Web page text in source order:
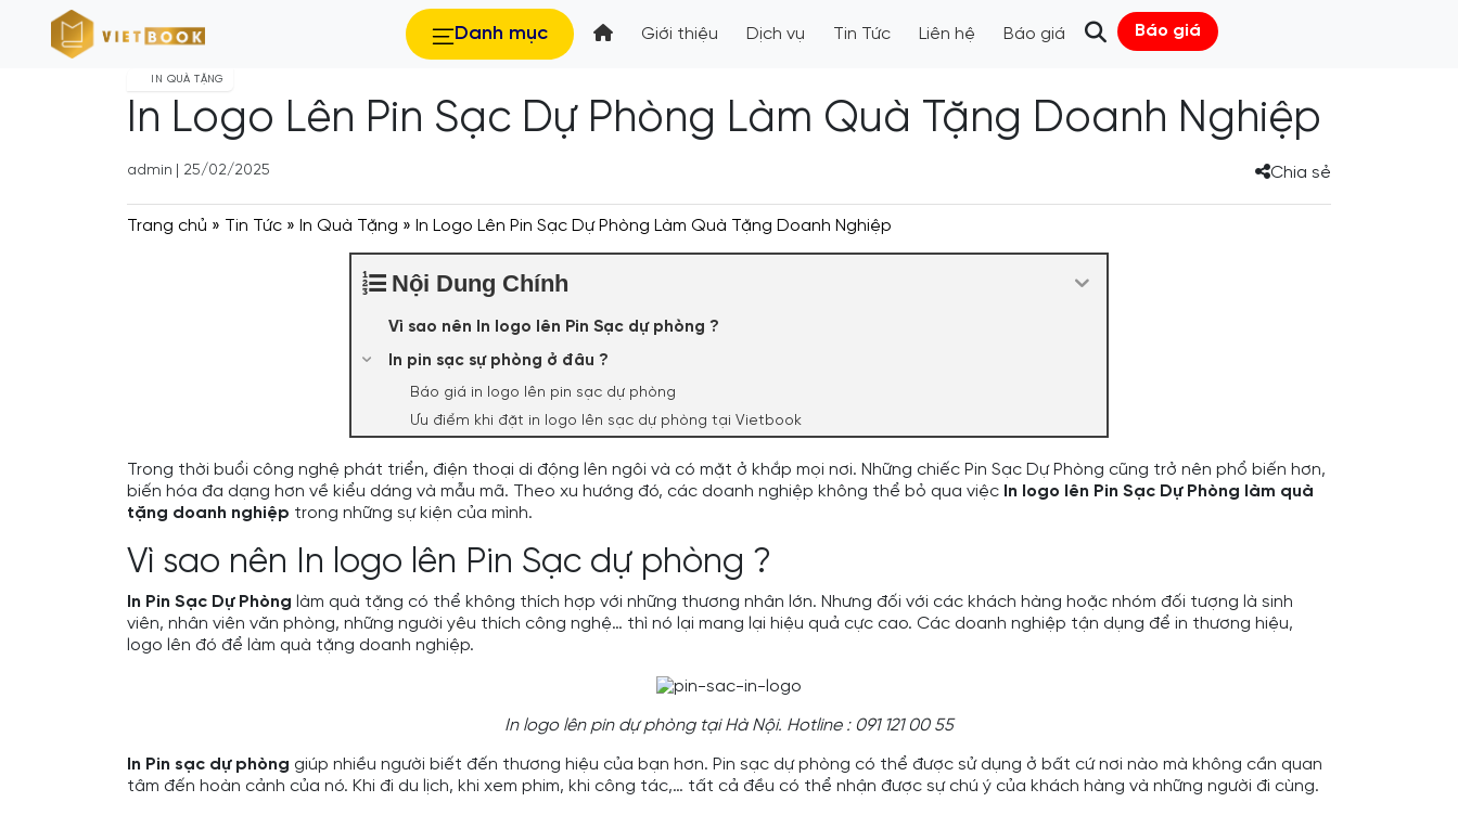
Danh mục Giới thiệu Dịch vụ Tin Tức Liên hệ Báo giá Báo giá
IN QUÀ TẶNG
In Logo Lên Pin Sạc Dự Phòng Làm Quà Tặng Doanh Nghiệp
admin 25/02/2025 Chia sẻ
Trang chủ » Tin Tức » In Quà Tặng » In Logo Lên Pin Sạc Dự Phòng Làm Quà Tặng Doanh Nghiệp
Nội Dung Chính
Vì sao nên In logo lên Pin Sạc dự phòng ?
In pin sạc sự phòng ở đâu ?
Báo giá in logo lên pin sạc dự phòng
Ưu điểm khi đặt in logo lên sạc dự phòng tại Vietbook
Trong thời buổi công nghệ phát triển, điện thoại di động lên ngôi và có mặt ở khắp mọi nơi. Những chiếc Pin Sạc Dự Phòng cũng trở nên phổ biến hơn,
biến hóa đa dạng hơn về kiểu dáng và mẫu mã. Theo xu hướng đó, các doanh nghiệp không thể bỏ qua việc In logo lên Pin Sạc Dự Phòng làm quà
tặng doanh nghiệp trong những sự kiện của mình.
Vì sao nên In logo lên Pin Sạc dự phòng ?
In Pin Sạc Dự Phòng làm quà tặng có thể không thích hợp với những thương nhân lớn. Nhưng đối với các khách hàng hoặc nhóm đối tượng là sinh
viên, nhân viên văn phòng, những người yêu thích công nghệ… thì nó lại mang lại hiệu quả cực cao. Các doanh nghiệp tận dụng để in thương hiệu,
logo lên đó để làm quà tặng doanh nghiệp.
In logo lên pin dự phòng tại Hà Nội. Hotline : 091 121 00 55
In Pin sạc dự phòng giúp nhiều người biết đến thương hiệu của bạn hơn. Pin sạc dự phòng có thể được sử dụng ở bất cứ nơi nào mà không cần quan
tâm đến hoàn cảnh của nó. Khi đi du lịch, khi xem phim, khi công tác,… tất cả đều có thể nhận được sự chú ý của khách hàng và những người đi cùng.